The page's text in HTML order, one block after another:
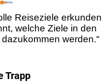
Reiseziele erkunden
welche Ziele in den
werden.“
Trapp